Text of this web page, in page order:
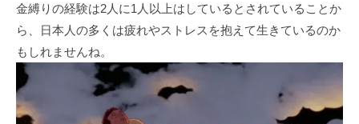
金縛りの経験は2人に1人以上はしているとされていることか
ら、日本人の多くは疲れやストレスを抱えて生きているのか
もしれませんね。